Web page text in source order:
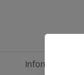
Informatie